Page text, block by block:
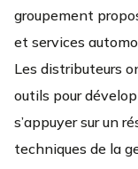
groupement
et services
Les distributeurs
outils pour
s’appuyer sur un
techniques de la